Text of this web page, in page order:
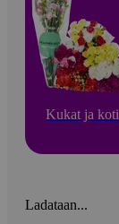
Kukat ja koti
Ladataan...